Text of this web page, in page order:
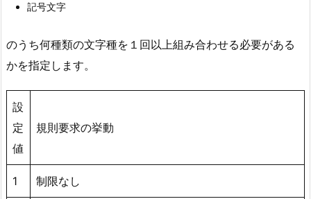
記号文字
のうち何種類の文字種を１回以上組み合わせる必要がある
かを指定します。
設
定
値
規則要求の挙動
1 制限なし